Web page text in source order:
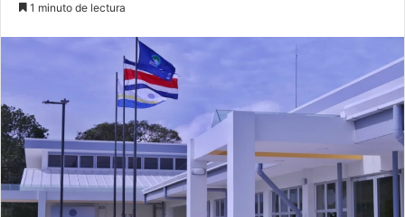
1 minuto de lectura